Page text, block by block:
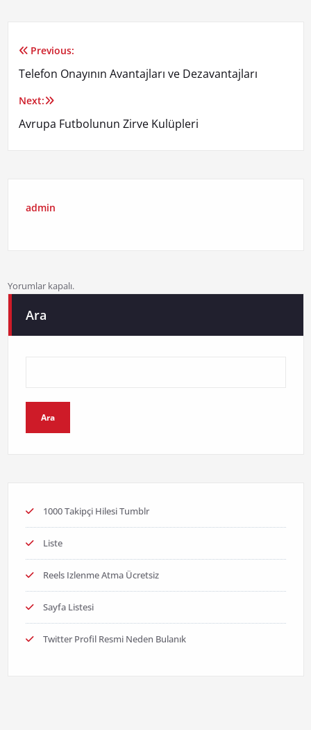
Yazı
gezinmesi
Previous:
Telefon Onayının Avantajları ve Dezavantajları
Next:
Avrupa Futbolunun Zirve Kulüpleri
admin
Yorumlar kapalı.
Ara
Ara
1000 Takipçi Hilesi Tumblr
Liste
Reels Izlenme Atma Ücretsiz
Sayfa Listesi
Twitter Profil Resmi Neden Bulanık